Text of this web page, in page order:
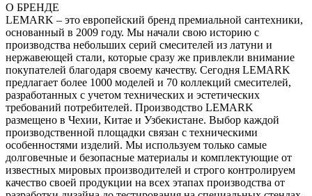
О БРЕНДЕ
LEMARK – это европейский бренд премиальной сантехники,
основанный в 2009 году. Мы начали свою историю с
производства небольших серий смесителей из латуни и
нержавеющей стали, которые сразу же привлекли внимание
покупателей благодаря своему качеству. Сегодня LEMARK
предлагает более 1000 моделей и 70 коллекций смесителей,
разработанных с учетом технических и эстетических
требований потребителей. Производство LEMARK
размещено в Чехии, Китае и Узбекистане. Выбор каждой
производственной площадки связан с техническими
особенностями изделий. Мы используем только самые
долговечные и безопасные материалы и комплектующие от
известных мировых производителей и строго контролируем
качество своей продукции на всех этапах производства от